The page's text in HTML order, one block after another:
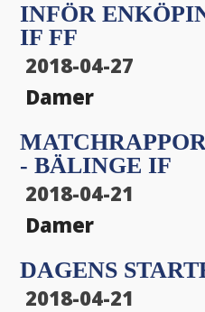
INFÖR
IF FF
2018-04-27
Damer
- BÄLINGE IF
2018-04-21
Damer
DAGENS
2018-04-21